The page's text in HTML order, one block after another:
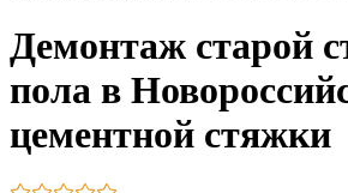
Демонтаж старой
пола в
цементной стяжки